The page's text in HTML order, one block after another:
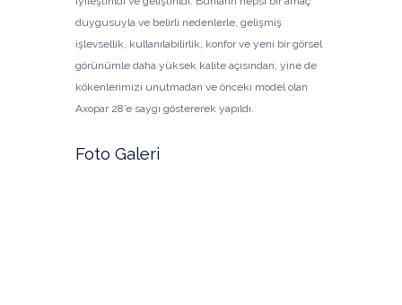
duygusuyla ve belirli nedenlerle, gelişmiş
işlevsellik, kullanılabilirlik, konfor ve yeni bir görsel
görünümle daha yüksek kalite açısından, yine de
kökenlerimizi unutmadan ve önceki model olan
Axopar 28’e saygı göstererek yapıldı.
Foto Galeri